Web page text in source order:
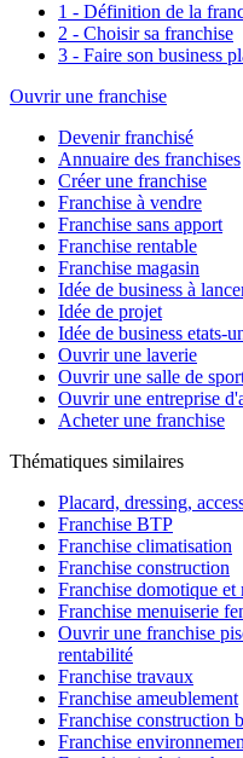
1 - Définition de la
2 - Choisir sa franchise
3 - Faire son business
Ouvrir une franchise
Devenir franchisé
Annuaire des franchises
Créer une franchise
Franchise à vendre
Franchise sans apport
Franchise rentable
Franchise magasin
Idée de business à
Idée de projet
Idée de business etats-
Ouvrir une laverie
Ouvrir une salle de
Ouvrir une entreprise
Acheter une franchise
Thématiques similaires
Placard, dressing,
Franchise BTP
Franchise climatisation
Franchise construction
Franchise domotique et
Franchise menuiserie
Ouvrir une franchise
rentabilité
Franchise travaux
Franchise ameublement
Franchise construction
Franchise